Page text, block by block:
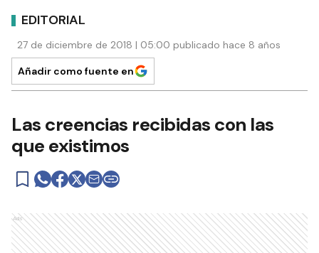
EDITORIAL
27 de diciembre de 2018 | 05:00 publicado hace 8 años
Añadir como fuente en
Las creencias recibidas con las
que existimos
Ads